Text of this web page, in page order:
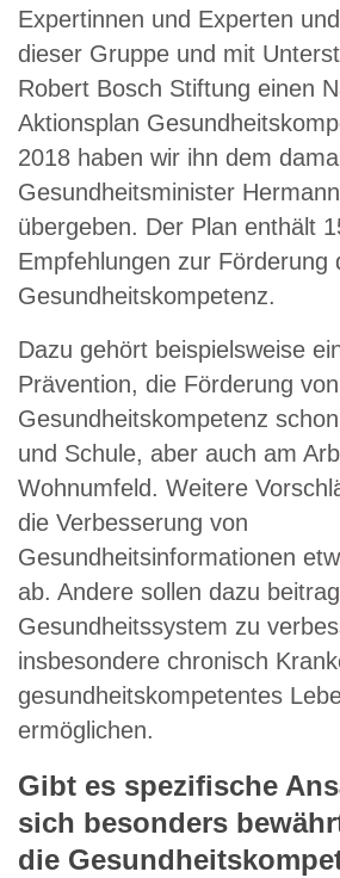
Expertinnen und Experten
dieser Gruppe und mit
Robert Bosch Stiftung einen
Aktionsplan
2018 haben wir ihn dem
Gesundheitsminister
übergeben. Der Plan enthält
Empfehlungen zur Förderung
Gesundheitskompetenz.
Dazu gehört beispielsweise
Prävention, die Förderung von
Gesundheitskompetenz
und Schule, aber auch am
Wohnumfeld. Weitere
die Verbesserung von
Gesundheitsinformationen
ab. Andere sollen dazu
Gesundheitssystem zu
insbesondere chronisch
gesundheitskompetentes
ermöglichen.
Gibt es spezifische
sich besonders
die